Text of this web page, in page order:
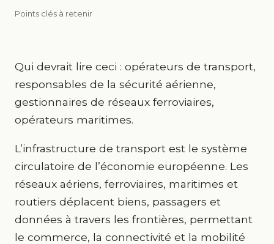
Points clés à retenir
Qui devrait lire ceci : opérateurs de transport,
responsables de la sécurité aérienne,
gestionnaires de réseaux ferroviaires,
opérateurs maritimes.
L’infrastructure de transport est le système
circulatoire de l’économie européenne. Les
réseaux aériens, ferroviaires, maritimes et
routiers déplacent biens, passagers et
données à travers les frontières, permettant
le commerce, la connectivité et la mobilité